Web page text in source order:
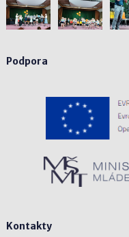
Podpora
Kontakty